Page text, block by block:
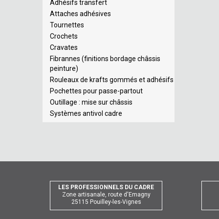
Adhésifs transfert
Attaches adhésives
Tournettes
Crochets
Cravates
Fibrannes (finitions bordage châssis
peinture)
Rouleaux de krafts gommés et adhésifs
Pochettes pour passe-partout
Outillage : mise sur châssis
Systèmes antivol cadre
LES PROFESSIONNELS DU CADRE
Zone artisanale, route d'Emagny
25115 Pouilley-les-Vignes